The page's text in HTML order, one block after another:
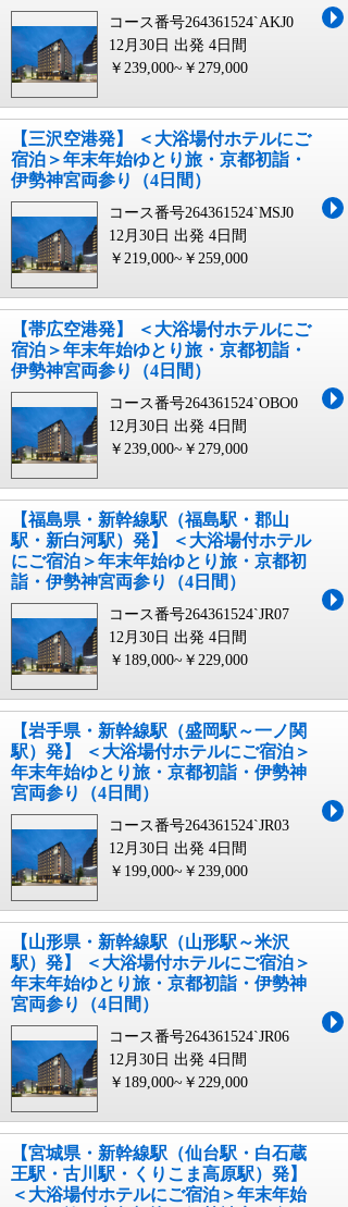
コース番号264361524`AKJ0
12月30日 出発 4日間
￥239,000~￥279,000
【三沢空港発】 ＜大浴場付ホテルにご
宿泊＞年末年始ゆとり旅・京都初詣・
伊勢神宮両参り（4日間）
コース番号264361524`MSJ0
12月30日 出発 4日間
￥219,000~￥259,000
【帯広空港発】 ＜大浴場付ホテルにご
宿泊＞年末年始ゆとり旅・京都初詣・
伊勢神宮両参り（4日間）
コース番号264361524`OBO0
12月30日 出発 4日間
￥239,000~￥279,000
【福島県・新幹線駅（福島駅・郡山
駅・新白河駅）発】 ＜大浴場付ホテル
にご宿泊＞年末年始ゆとり旅・京都初
詣・伊勢神宮両参り（4日間）
コース番号264361524`JR07
12月30日 出発 4日間
￥189,000~￥229,000
【岩手県・新幹線駅（盛岡駅～一ノ関
駅）発】 ＜大浴場付ホテルにご宿泊＞
年末年始ゆとり旅・京都初詣・伊勢神
宮両参り（4日間）
コース番号264361524`JR03
12月30日 出発 4日間
￥199,000~￥239,000
【山形県・新幹線駅（山形駅～米沢
駅）発】 ＜大浴場付ホテルにご宿泊＞
年末年始ゆとり旅・京都初詣・伊勢神
宮両参り（4日間）
コース番号264361524`JR06
12月30日 出発 4日間
￥189,000~￥229,000
【宮城県・新幹線駅（仙台駅・白石蔵
王駅・古川駅・くりこま高原駅）発】
＜大浴場付ホテルにご宿泊＞年末年始